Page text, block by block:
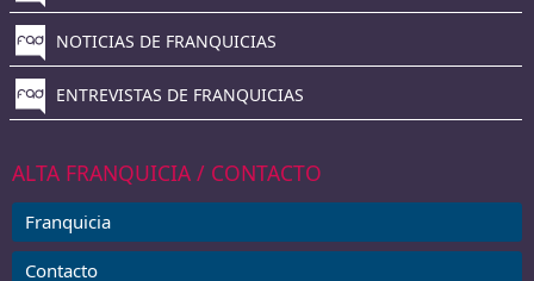
NOTICIAS DE FRANQUICIAS
ENTREVISTAS DE FRANQUICIAS
ALTA FRANQUICIA / CONTACTO